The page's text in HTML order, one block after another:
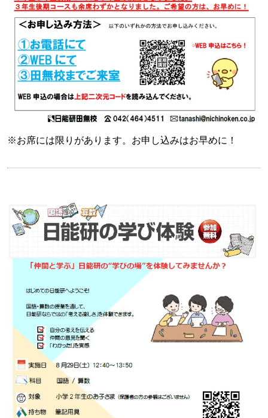
※お席には限りがあります。お申し込みはお早めに！